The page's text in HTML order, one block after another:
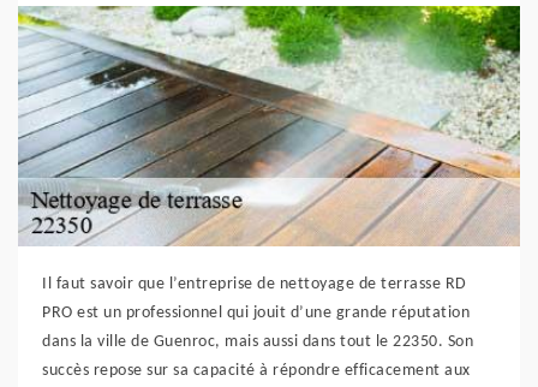
Il faut savoir que l’entreprise de nettoyage de terrasse RD
PRO est un professionnel qui jouit d’une grande réputation
dans la ville de Guenroc, mais aussi dans tout le 22350. Son
succès repose sur sa capacité à répondre efficacement aux